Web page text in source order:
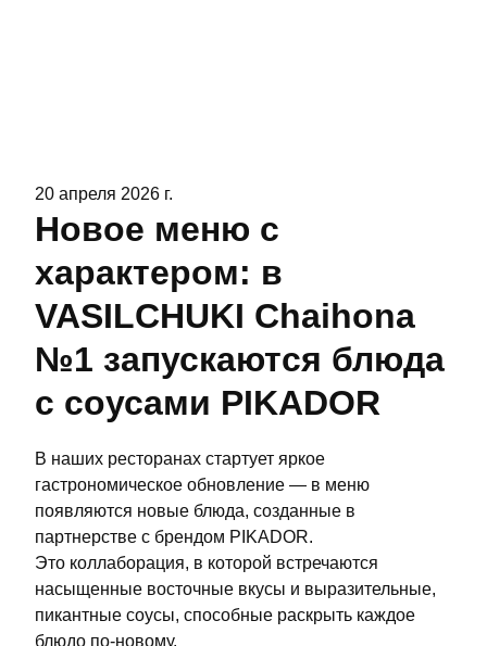
20 апреля 2026 г.
Новое меню с
характером: в
VASILCHUKI Chaihona
№1 запускаются блюда
с соусами PIKADOR
В наших ресторанах стартует яркое
гастрономическое обновление — в меню
появляются новые блюда, созданные в
партнерстве с брендом PIKADOR.
Это коллаборация, в которой встречаются
насыщенные восточные вкусы и выразительные,
пикантные соусы, способные раскрыть каждое
блюдо по-новому.